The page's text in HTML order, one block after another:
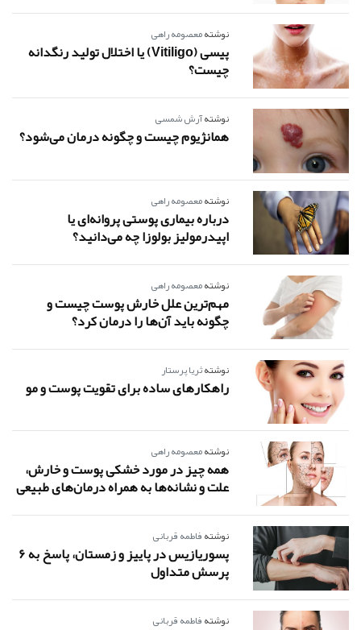
نوشتهمعصومه راهی
پیسی (Vitiligo) یا اختلال تولید رنگدانه
چیست؟
نوشتهآرش شمسی
همانژیوم چیست و چگونه درمان می‌شود؟
نوشتهمعصومه راهی
درباره بیماری پوستی پروانه‌ای یا
اپیدرمولیز بولوزا چه می‌دانید؟
نوشتهمعصومه راهی
مهم‌ترین علل خارش پوست چیست و
چگونه باید آن‌ها را درمان کرد؟
نوشتهثریا پرستار
راهکارهای ساده برای تقویت پوست و مو
نوشتهمعصومه راهی
همه چیز در مورد خشکی پوست و خارش،
علت و نشانه‌ها به همراه درمان‌های طبیعی
نوشتهفاطمه قربانی
پسوریازیس در پاییز و زمستان، پاسخ به 6
پرسش متداول
نوشتهفاطمه قربانی